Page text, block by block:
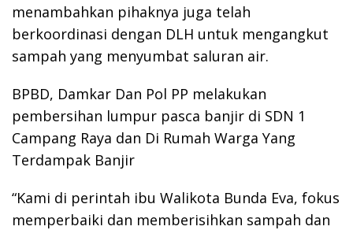
menambahkan pihaknya juga telah
berkoordinasi dengan DLH untuk mengangkut
sampah yang menyumbat saluran air.
BPBD, Damkar Dan Pol PP melakukan
pembersihan lumpur pasca banjir di SDN 1
Campang Raya dan Di Rumah Warga Yang
Terdampak Banjir
“Kami di perintah ibu Walikota Bunda Eva, fokus
memperbaiki dan memberisihkan sampah dan